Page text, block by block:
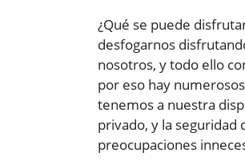
¿Qué se puede
desfogarnos
nosotros, y todo ello
por eso hay
tenemos a nuestra
privado, y la seguridad
preocupaciones